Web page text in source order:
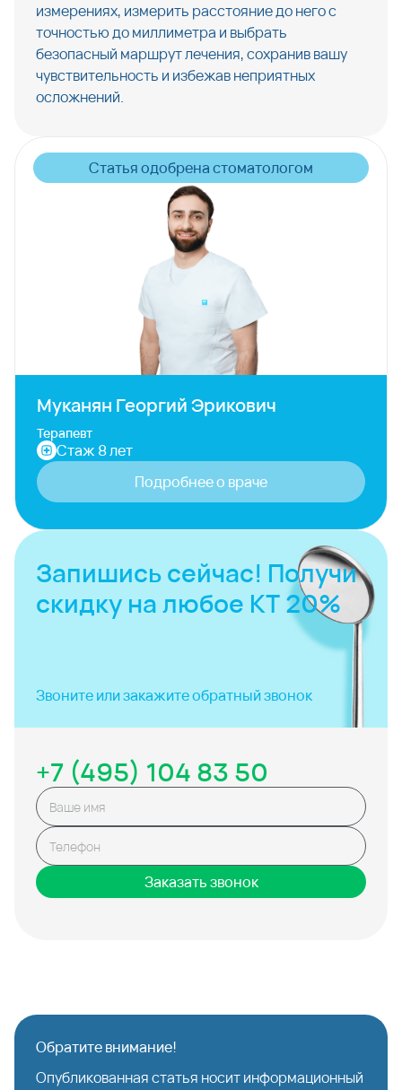
измерениях, измерить расстояние до него с
точностью до миллиметра и выбрать
безопасный маршрут лечения, сохранив вашу
чувствительность и избежав неприятных
осложнений.
Статья одобрена стоматологом
Муканян Георгий Эрикович
Терапевт
Стаж 8 лет
Подробнее о враче
Запишись сейчас! Получи
скидку на любое КТ 20%
Звоните или закажитеобратный звонок
+7 (495) 104 83 50
Заказать звонок
Обратите внимание!
Опубликованная статья носит информационный